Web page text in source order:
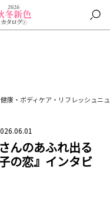
健康・ボディケア・リフレッシュニ
んのあふれ出る
の恋』インタビ